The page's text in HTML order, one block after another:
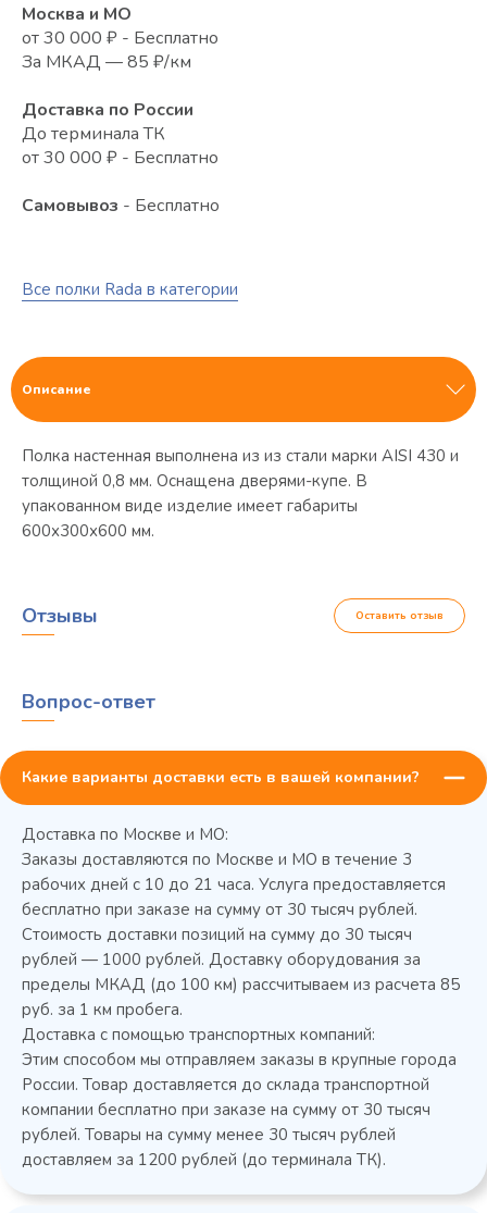
Все полки Rada в категории
Москва и МО
от 30 000 ₽ - Бесплатно
За МКАД — 85 ₽/км
Доставка по России
До терминала ТК
от 30 000 ₽ - Бесплатно
Самовывоз - Бесплатно
Описание
Полка настенная выполнена из из стали марки AISI 430 и
толщиной 0,8 мм. Оснащена дверями-купе. В
упакованном виде изделие имеет габариты
600х300х600 мм.
Колода разрубочная КР-5/5
Отзывы Оставить отзыв
Вопрос-ответ
Какие варианты доставки есть в вашей компании?
Доставка по Москве и МО:
Заказы доставляются по Москве и МО в течение 3
рабочих дней с 10 до 21 часа. Услуга предоставляется
бесплатно при заказе на сумму от 30 тысяч рублей.
Стоимость доставки позиций на сумму до 30 тысяч
рублей — 1000 рублей. Доставку оборудования за
пределы МКАД (до 100 км) рассчитываем из расчета 85
руб. за 1 км пробега.
Доставка с помощью транспортных компаний:
Этим способом мы отправляем заказы в крупные города
России. Товар доставляется до склада транспортной
компании бесплатно при заказе на сумму от 30 тысяч
рублей. Товары на сумму менее 30 тысяч рублей
доставляем за 1200 рублей (до терминала ТК).